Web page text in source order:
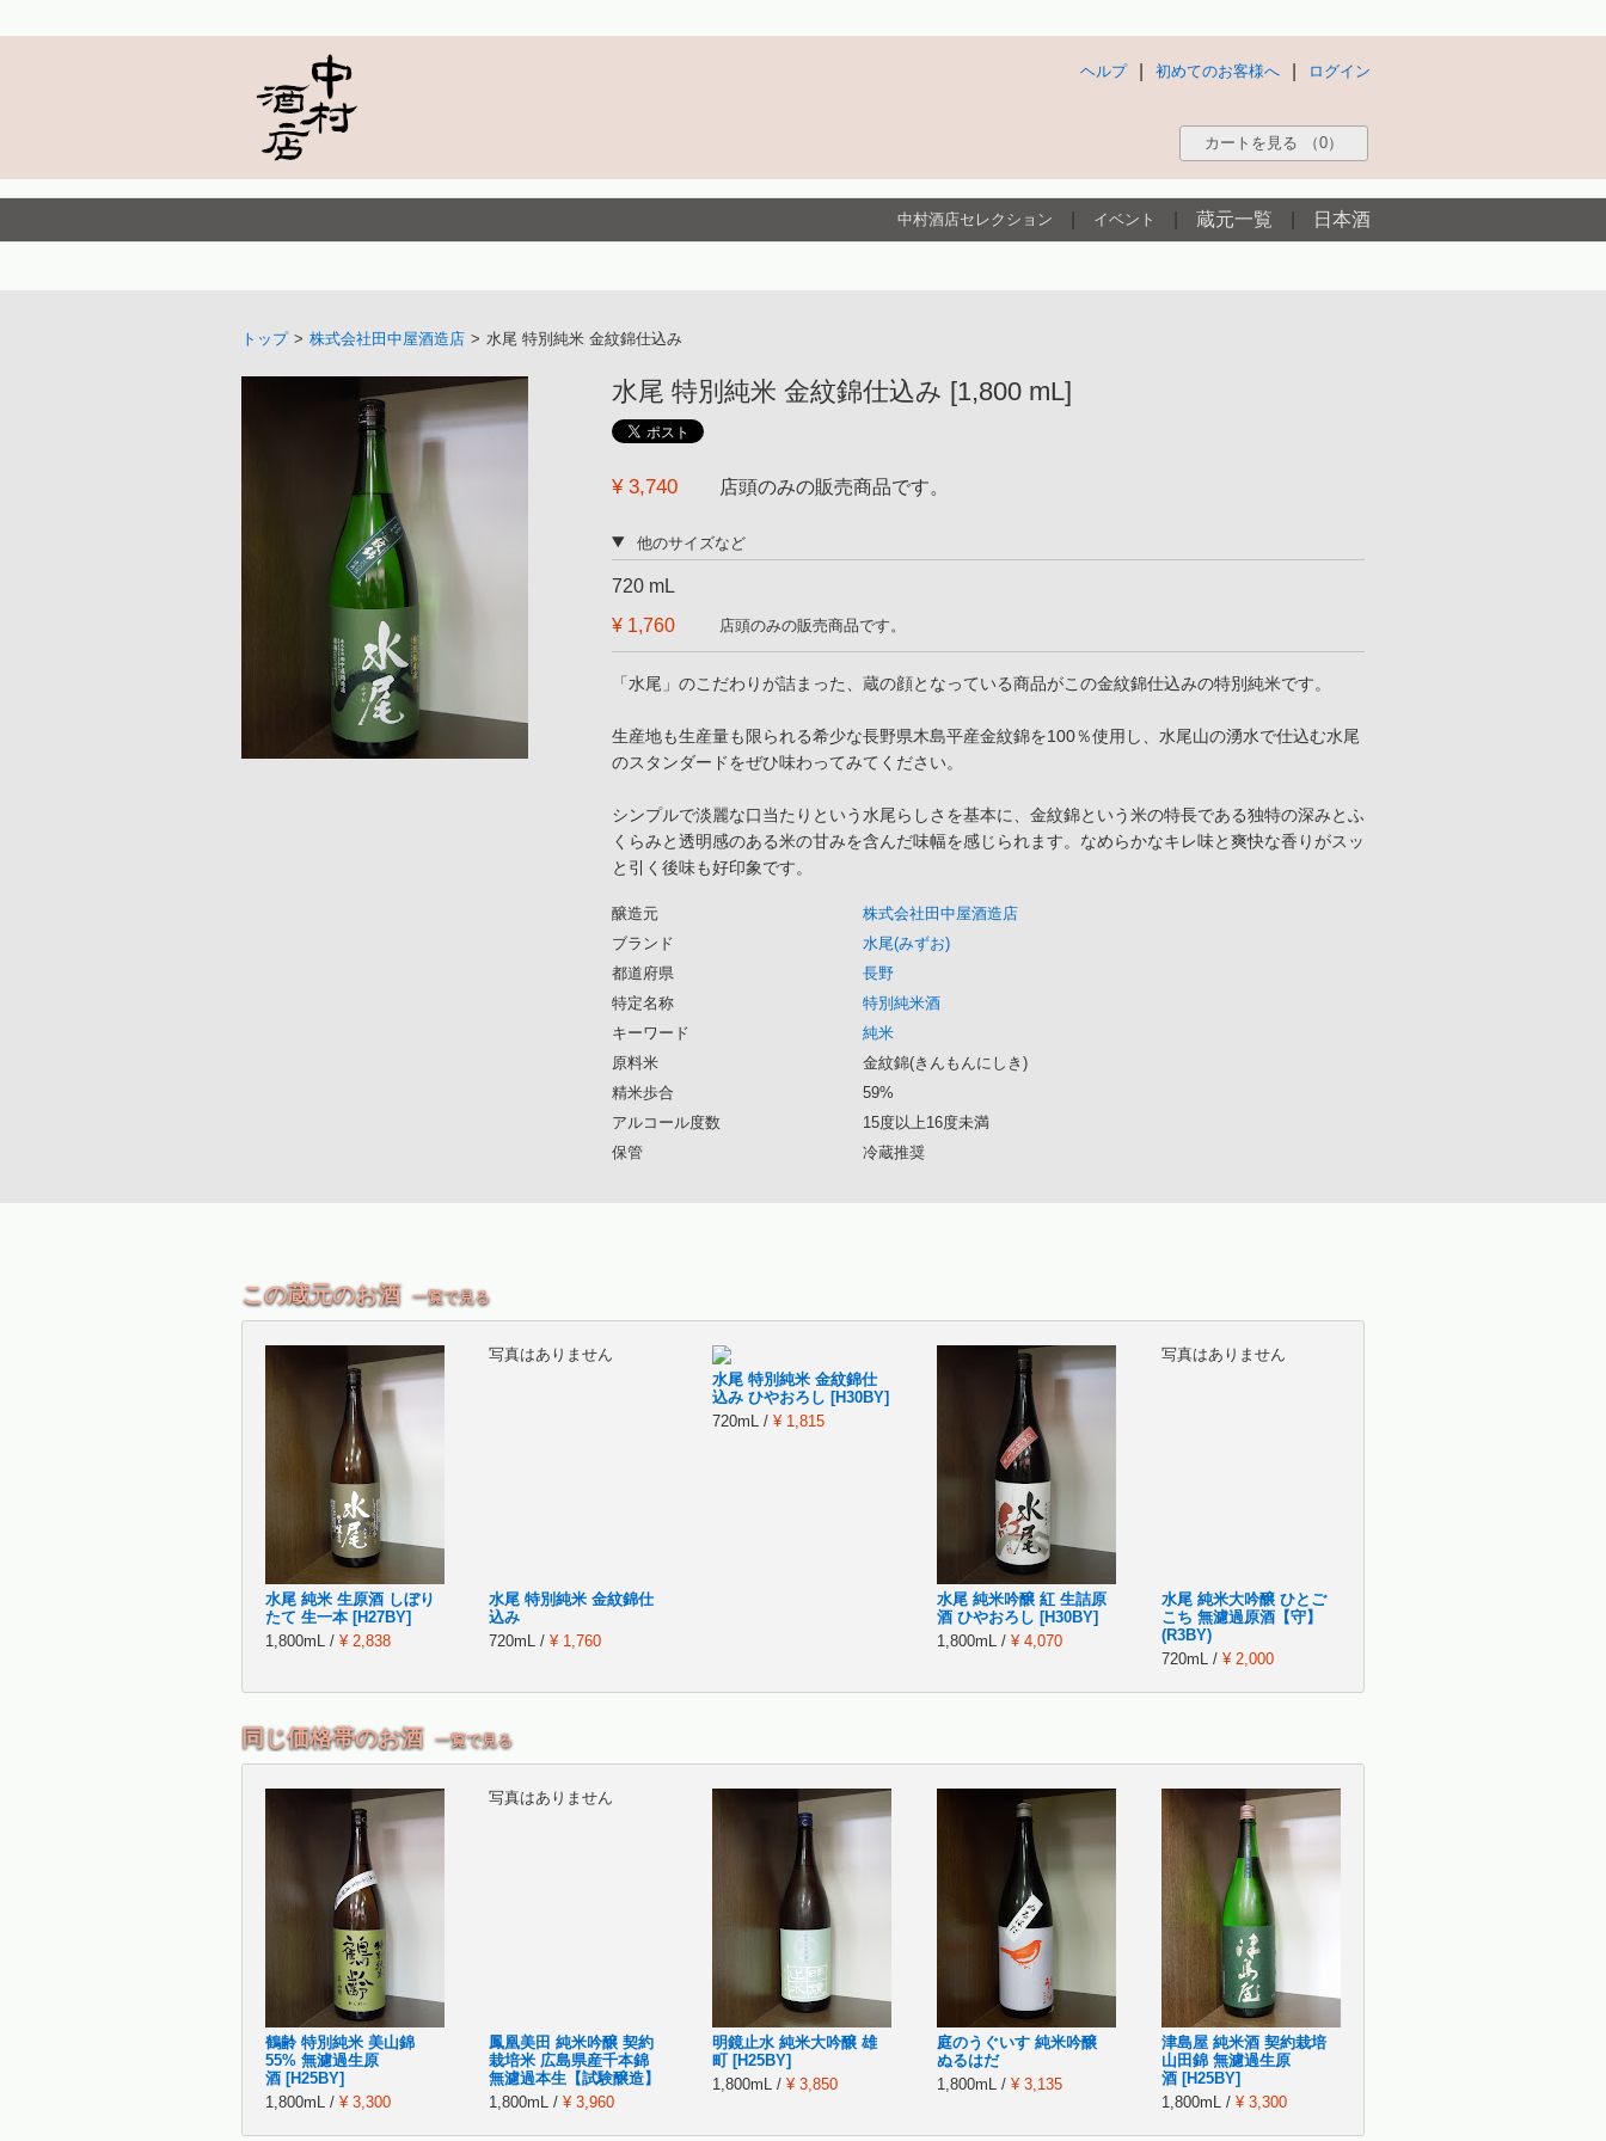
ログイン
初めてのお客様へ
ヘルプ
カートを見る （0）
中村酒店セレクション イベント 蔵元一覧 日本酒
トップ > 株式会社田中屋酒造店 > 水尾 特別純米 金紋錦仕込み
水尾 特別純米 金紋錦仕込み [1,800 mL]
¥ 3,740 店頭のみの販売商品です。
他のサイズなど
720 mL
¥ 1,760
店頭のみの販売商品です。
「水尾」のこだわりが詰まった、蔵の顔となっている商品がこの金紋錦仕込みの特別純米です。
生産地も生産量も限られる希少な長野県木島平産金紋錦を100％使用し、水尾山の湧水で仕込む水尾
のスタンダードをぜひ味わってみてください。
シンプルで淡麗な口当たりという水尾らしさを基本に、金紋錦という米の特長である独特の深みとふ
くらみと透明感のある米の甘みを含んだ味幅を感じられます。なめらかなキレ味と爽快な香りがスッ
と引く後味も好印象です。
醸造元
株式会社田中屋酒造店
ブランド
水尾(みずお)
都道府県
長野
特定名称
特別純米酒
キーワード
純米
原料米
金紋錦(きんもんにしき)
精米歩合
59%
アルコール度数
15度以上16度未満
保管
冷蔵推奨
この蔵元のお酒 一覧で見る
水尾 純米 生原酒 しぼり
たて 生一本 [H27BY]
1,800mL / ¥ 2,838
写真はありません
水尾 特別純米 金紋錦仕
込み
720mL / ¥ 1,760
水尾 特別純米 金紋錦仕
込み ひやおろし [H30BY]
720mL / ¥ 1,815
水尾 純米吟醸 紅 生詰原
酒 ひやおろし [H30BY]
1,800mL / ¥ 4,070
写真はありません
水尾 純米大吟醸 ひとご
こち 無濾過原酒【守】
(R3BY)
720mL / ¥ 2,000
同じ価格帯のお酒 一覧で見る
鶴齢 特別純米 美山錦
55% 無濾過生原
酒 [H25BY]
1,800mL / ¥ 3,300
写真はありません
鳳凰美田 純米吟醸 契約
栽培米 広島県産千本錦
無濾過本生【試験醸造】
1,800mL / ¥ 3,960
明鏡止水 純米大吟醸 雄
町 [H25BY]
1,800mL / ¥ 3,850
庭のうぐいす 純米吟醸
ぬるはだ
1,800mL / ¥ 3,135
津島屋 純米酒 契約栽培
山田錦 無濾過生原
酒 [H25BY]
1,800mL / ¥ 3,300